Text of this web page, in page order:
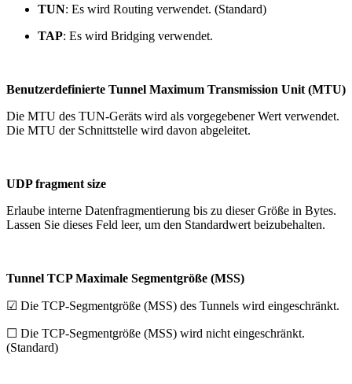
TUN: Es wird Routing verwendet. (Standard)
TAP: Es wird Bridging verwendet.
Benutzerdefinierte Tunnel Maximum Transmission Unit (MTU)
Die MTU des TUN-Geräts wird als vorgegebener Wert verwendet.
Die MTU der Schnittstelle wird davon abgeleitet.
UDP fragment size
Erlaube interne Datenfragmentierung bis zu dieser Größe in Bytes.
Lassen Sie dieses Feld leer, um den Standardwert beizubehalten.
Tunnel TCP Maximale Segmentgröße (MSS)
☑ Die TCP-Segmentgröße (MSS) des Tunnels wird eingeschränkt.
☐ Die TCP-Segmentgröße (MSS) wird nicht eingeschränkt.
(Standard)